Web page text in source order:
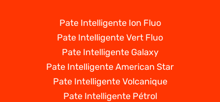
Pate Intelligente Ion Fluo
Pate Intelligente Vert Fluo
Pate Intelligente Galaxy
Pate Intelligente American Star
Pate Intelligente Volcanique
Pate Intelligente Pétrol